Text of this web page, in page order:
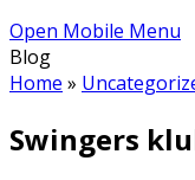
Open Mobile Menu
Blog
Home »
Swingers